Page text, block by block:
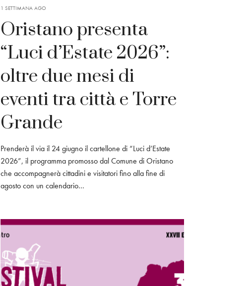
1 SETTIMANA AGO
Oristano presenta
“Luci d’Estate 2026”:
oltre due mesi di
eventi tra città e Torre
Grande
Prenderà il via il 24 giugno il cartellone di “Luci d’Estate
2026”, il programma promosso dal Comune di Oristano
che accompagnerà cittadini e visitatori fino alla fine di
agosto con un calendario…